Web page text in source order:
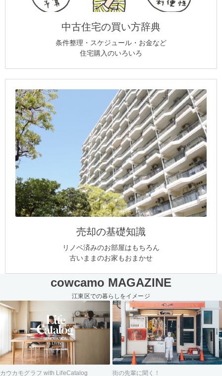
中古住宅の買い方辞典
条件整理・スケジュール・お金など
住宅購入のいろいろ
売却の基礎知識
リノベ済みのお部屋はもちろん
古いままのお家もおまかせ
cowcamo MAGAZINE
江東区での暮らしをイメージ
カウカモグラフ with LifeCatalog 街の先輩に聞く！